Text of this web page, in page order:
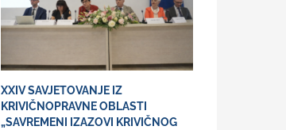
XXIV SAVJETOVANJE IZ
KRIVIČNOPRAVNE OBLASTI
„SAVREMENI IZAZOVI KRIVIČNOG